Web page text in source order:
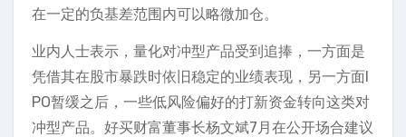
在一定的负基差范围内可以略微加仓。
业内人士表示，量化对冲型产品受到追捧，一方面是
凭借其在股市暴跌时依旧稳定的业绩表现，另一方面I
PO暂缓之后，一些低风险偏好的打新资金转向这类对
冲型产品。好买财富董事长杨文斌7月在公开场合建议